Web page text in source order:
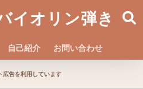
イオリン弾き
自己紹介 お問い合わせ
広告を利用しています